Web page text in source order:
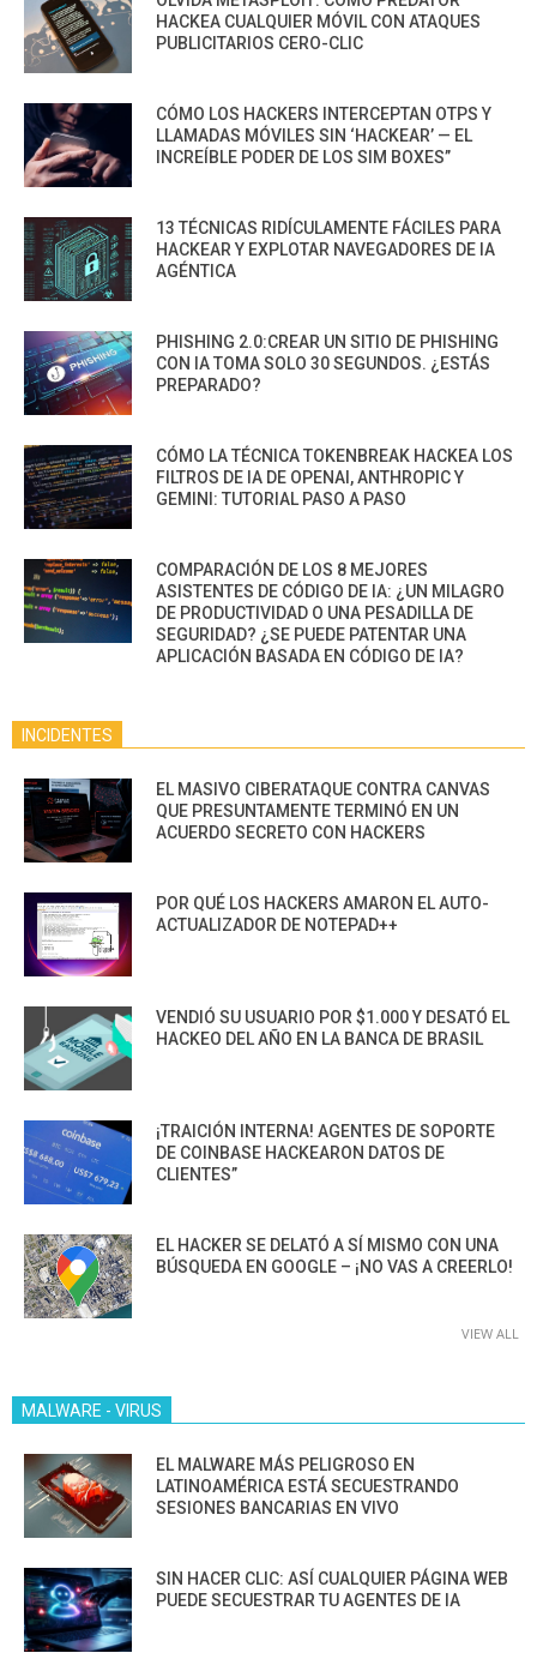
HACKEA CUALQUIER MÓVIL CON ATAQUES
PUBLICITARIOS CERO-CLIC
CÓMO LOS HACKERS INTERCEPTAN OTPS Y
LLAMADAS MÓVILES SIN ‘HACKEAR’ — EL
INCREÍBLE PODER DE LOS SIM BOXES”
13 TÉCNICAS RIDÍCULAMENTE FÁCILES PARA
HACKEAR Y EXPLOTAR NAVEGADORES DE IA
AGÉNTICA
PHISHING 2.0:CREAR UN SITIO DE PHISHING
CON IA TOMA SOLO 30 SEGUNDOS. ¿ESTÁS
PREPARADO?
CÓMO LA TÉCNICA TOKENBREAK HACKEA LOS
FILTROS DE IA DE OPENAI, ANTHROPIC Y
GEMINI: TUTORIAL PASO A PASO
COMPARACIÓN DE LOS 8 MEJORES
ASISTENTES DE CÓDIGO DE IA: ¿UN MILAGRO
DE PRODUCTIVIDAD O UNA PESADILLA DE
SEGURIDAD? ¿SE PUEDE PATENTAR UNA
APLICACIÓN BASADA EN CÓDIGO DE IA?
INCIDENTES
EL MASIVO CIBERATAQUE CONTRA CANVAS
QUE PRESUNTAMENTE TERMINÓ EN UN
ACUERDO SECRETO CON HACKERS
POR QUÉ LOS HACKERS AMARON EL AUTO-
ACTUALIZADOR DE NOTEPAD++
VENDIÓ SU USUARIO POR $1.000 Y DESATÓ EL
HACKEO DEL AÑO EN LA BANCA DE BRASIL
¡TRAICIÓN INTERNA! AGENTES DE SOPORTE
DE COINBASE HACKEARON DATOS DE
CLIENTES”
EL HACKER SE DELATÓ A SÍ MISMO CON UNA
BÚSQUEDA EN GOOGLE – ¡NO VAS A CREERLO!
VIEW ALL
MALWARE - VIRUS
EL MALWARE MÁS PELIGROSO EN
LATINOAMÉRICA ESTÁ SECUESTRANDO
SESIONES BANCARIAS EN VIVO
SIN HACER CLIC: ASÍ CUALQUIER PÁGINA WEB
PUEDE SECUESTRAR TU AGENTES DE IA